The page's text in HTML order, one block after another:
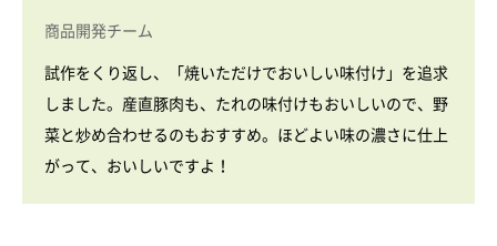
商品開発チーム
試作をくり返し、「焼いただけでおいしい味付け」を追求
しました。産直豚肉も、たれの味付けもおいしいので、野
菜と炒め合わせるのもおすすめ。ほどよい味の濃さに仕上
がって、おいしいですよ！